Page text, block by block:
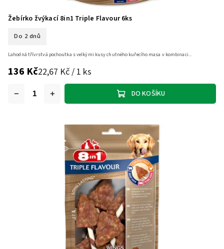
Žebírko žvýkací 8in1 Triple Flavour 6ks
Do 2 dnů
136 Kč22,67 Kč / 1 ks
DO KOŠÍKU
Lahodná třívrstvá pochoutka s velkými kusy chutného kuřecího masa v kombinaci...